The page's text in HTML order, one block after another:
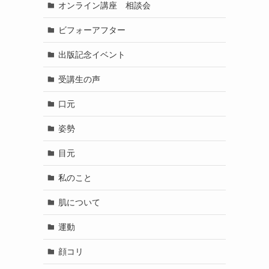
オンライン講座 相談会
ビフォーアフター
出版記念イベント
受講生の声
口元
姿勢
目元
私のこと
肌について
運動
顔コリ